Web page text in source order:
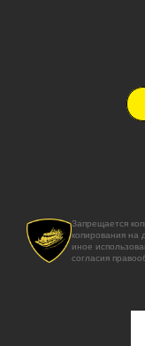
Запрещается
копирования на
иное
согласия